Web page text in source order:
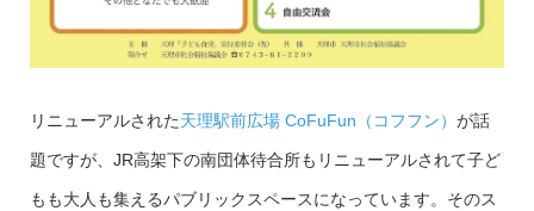
リニューアルされた天理駅前広場 CoFuFun（コフフン） が話
題ですが、JR高架下の南団体待合所もリニューアルされて子ど
もも大人も集えるパブリックスペースになっています。そのス